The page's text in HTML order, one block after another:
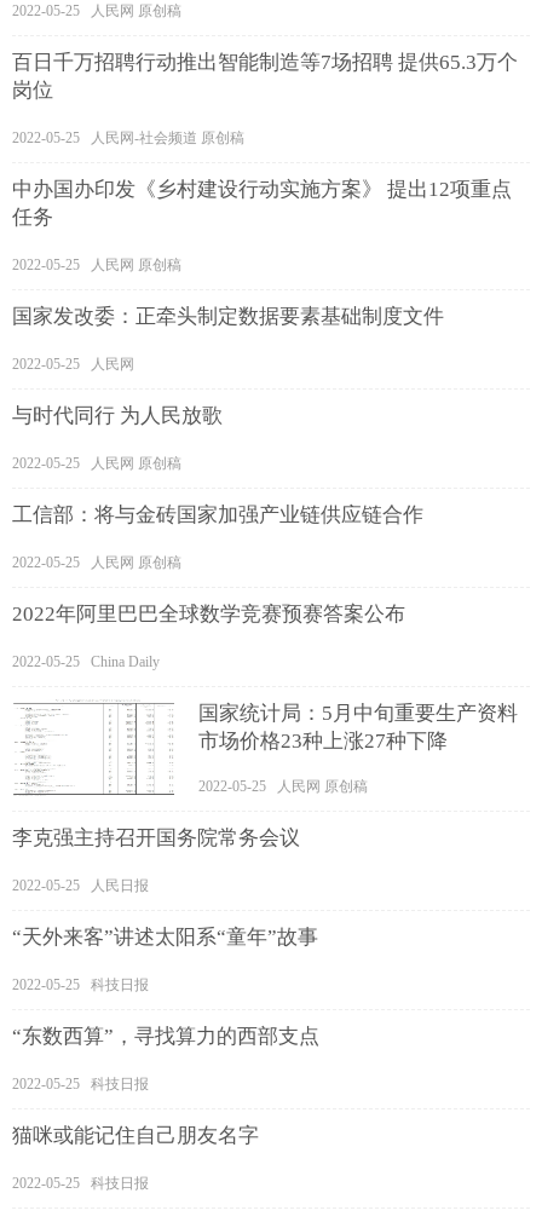
2022-05-25 人民网 原创稿
百日千万招聘行动推出智能制造等7场招聘 提供65.3万个
岗位
2022-05-25 人民网-社会频道 原创稿
中办国办印发《乡村建设行动实施方案》 提出12项重点
任务
2022-05-25 人民网 原创稿
国家发改委：正牵头制定数据要素基础制度文件
2022-05-25 人民网
与时代同行 为人民放歌
2022-05-25 人民网 原创稿
工信部：将与金砖国家加强产业链供应链合作
2022-05-25 人民网 原创稿
2022年阿里巴巴全球数学竞赛预赛答案公布
2022-05-25 China Daily
国家统计局：5月中旬重要生产资料
市场价格23种上涨27种下降
2022-05-25 人民网 原创稿
李克强主持召开国务院常务会议
2022-05-25 人民日报
“天外来客”讲述太阳系“童年”故事
2022-05-25 科技日报
“东数西算”，寻找算力的西部支点
2022-05-25 科技日报
猫咪或能记住自己朋友名字
2022-05-25 科技日报